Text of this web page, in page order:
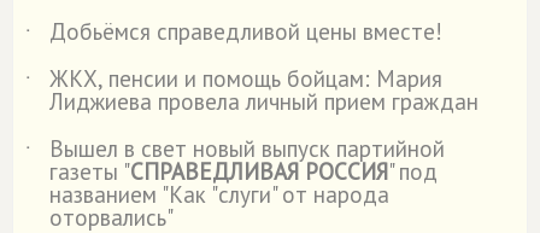
˙
Добьёмся справедливой цены вместе!
˙
ЖКХ, пенсии и помощь бойцам: Мария
Лиджиева провела личный прием граждан
˙
Вышел в свет новый выпуск партийной
газеты "СПРАВЕДЛИВАЯ РОССИЯ" под
названием "Как "слуги" от народа
оторвались"